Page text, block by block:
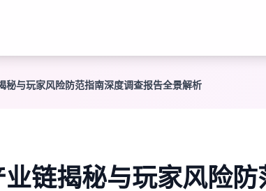
秘与玩家风险防范指南深度调查报告全景解析
链揭秘与玩家风险